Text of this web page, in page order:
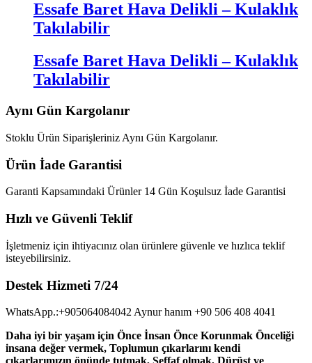
Essafe Baret Hava Delikli – Kulaklık
Takılabilir
Essafe Baret Hava Delikli – Kulaklık
Takılabilir
Aynı Gün Kargolanır
Stoklu Ürün Siparişleriniz Aynı Gün Kargolanır.
Ürün İade Garantisi
Garanti Kapsamındaki Ürünler 14 Gün Koşulsuz İade Garantisi
Hızlı ve Güvenli Teklif
İşletmeniz için ihtiyacınız olan ürünlere güvenle ve hızlıca teklif
isteyebilirsiniz.
Destek Hizmeti 7/24
WhatsApp.:+905064084042 Aynur hanım +90 506 408 4041
Daha iyi bir yaşam için Önce İnsan Önce Korunmak Önceliği
insana değer vermek, Toplumun çıkarlarını kendi